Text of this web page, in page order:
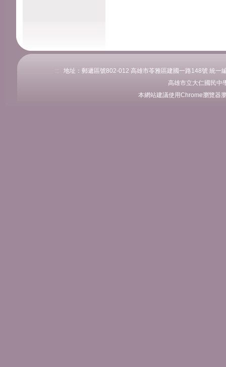
:::
地址：郵遞區號802-012 高雄市苓雅區建國一路148號 統
高雄市立大仁國民中
本網站建議使用Chrome瀏覽器